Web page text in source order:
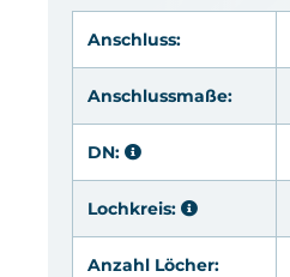
Anschluss:
Anschlussmaße:
DN:
Lochkreis:
Anzahl Löcher: